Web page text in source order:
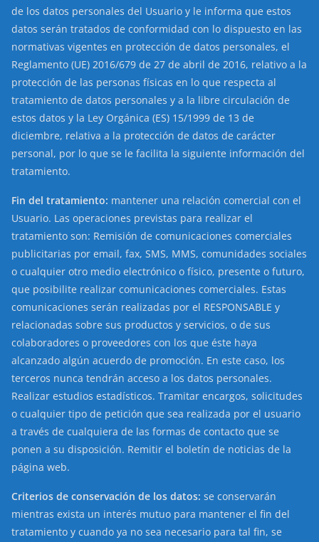
de los datos personales del Usuario y le informa que estos
datos serán tratados de conformidad con lo dispuesto en las
normativas vigentes en protección de datos personales, el
Reglamento (UE) 2016/679 de 27 de abril de 2016, relativo a la
protección de las personas físicas en lo que respecta al
tratamiento de datos personales y a la libre circulación de
estos datos y la Ley Orgánica (ES) 15/1999 de 13 de
diciembre, relativa a la protección de datos de carácter
personal, por lo que se le facilita la siguiente información del
tratamiento.
Fin del tratamiento: mantener una relación comercial con el
Usuario. Las operaciones previstas para realizar el
tratamiento son: Remisión de comunicaciones comerciales
publicitarias por email, fax, SMS, MMS, comunidades sociales
o cualquier otro medio electrónico o físico, presente o futuro,
que posibilite realizar comunicaciones comerciales. Estas
comunicaciones serán realizadas por el RESPONSABLE y
relacionadas sobre sus productos y servicios, o de sus
colaboradores o proveedores con los que éste haya
alcanzado algún acuerdo de promoción. En este caso, los
terceros nunca tendrán acceso a los datos personales.
Realizar estudios estadísticos. Tramitar encargos, solicitudes
o cualquier tipo de petición que sea realizada por el usuario
a través de cualquiera de las formas de contacto que se
ponen a su disposición. Remitir el boletín de noticias de la
página web.
Criterios de conservación de los datos: se conservarán
mientras exista un interés mutuo para mantener el fin del
tratamiento y cuando ya no sea necesario para tal fin, se